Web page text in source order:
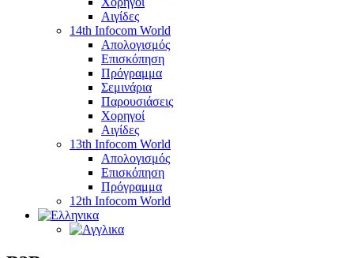
Αιγίδες
14th Infocom World
Απολογισμός
Επισκόπηση
Πρόγραμμα
Σεμινάρια
Παρουσιάσεις
Χορηγοί
Αιγίδες
13th Infocom World
Απολογισμός
Επισκόπηση
Πρόγραμμα
12th Infocom World